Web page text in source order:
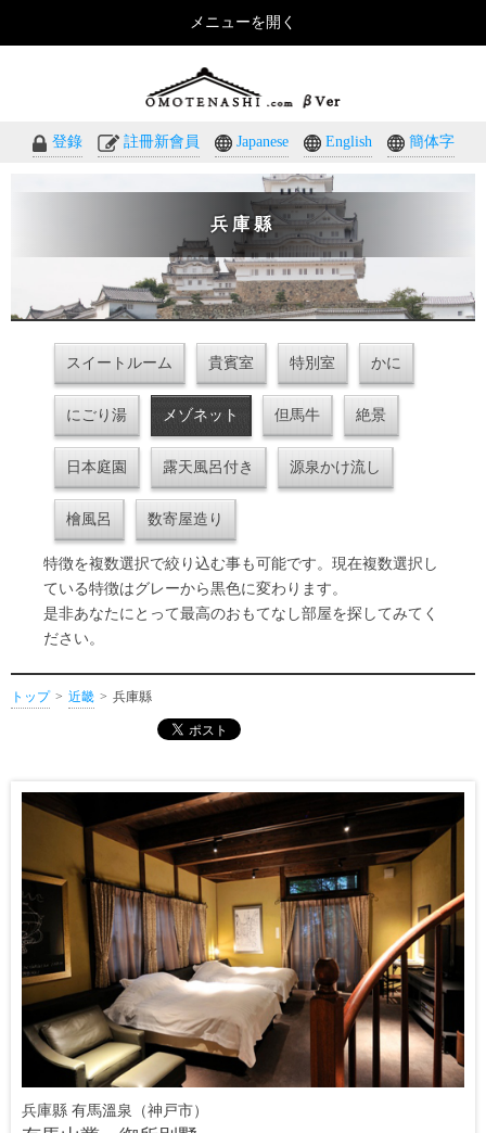
登錄 註冊新會員 Japanese English 簡体字
兵庫縣
スイートルーム 貴賓室 特別室 かに
にごり湯 メゾネット 但馬牛 絶景
日本庭園 露天風呂付き 源泉かけ流し
檜風呂 数寄屋造り
特徴を複数選択で絞り込む事も可能です。現在複数選択し
ている特徴はグレーから黒色に変わります。
是非あなたにとって最高のおもてなし部屋を探してみてく
ださい。
トップ 近畿 兵庫縣
兵庫縣 有馬溫泉（神戸市）
メニューを開く